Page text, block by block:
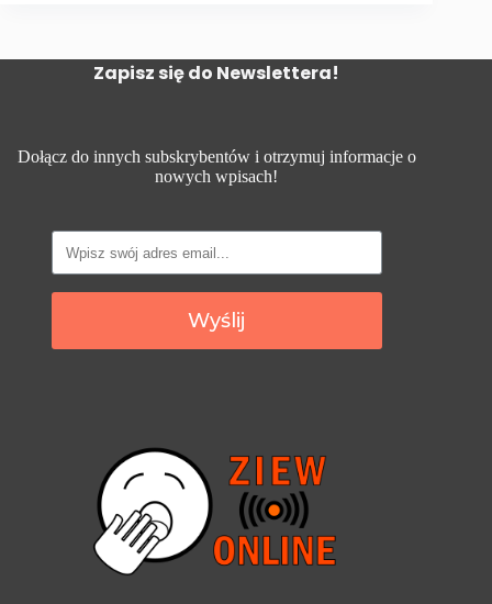
Zapisz się do Newslettera!
Dołącz do innych subskrybentów i otrzymuj informacje o
nowych wpisach!
Wyślij